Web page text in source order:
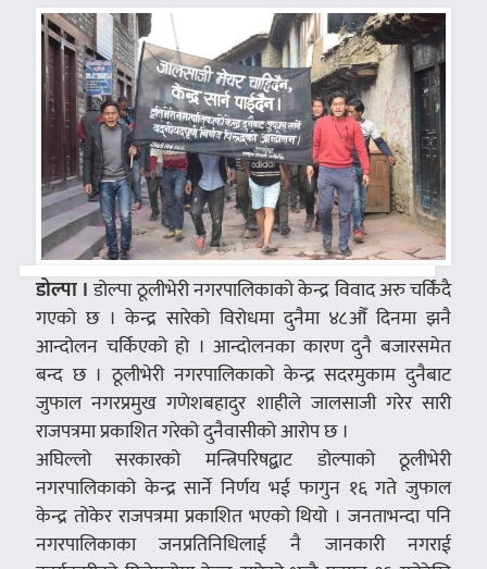
डोल्पा ।डोल्पा ठूलीभेरी नगरपालिकाको केन्द्र विवाद अरु चर्किंदै
गएको छ । केन्द्र सारेको विरोधमा दुनैमा ४८औँ दिनमा झनै
आन्दोलन चर्किएको हो । आन्दोलनका कारण दुनै बजारसमेत
बन्द छ । ठूलीभेरी नगरपालिकाको केन्द्र सदरमुकाम दुनैबाट
जुफाल नगरप्रमुख गणेशबहादुर शाहीले जालसाजी गरेर सारी
राजपत्रमा प्रकाशित गरेको दुनैवासीको आरोप छ ।
अघिल्लो सरकारको मन्त्रिपरिषद्बाट डोल्पाको ठूलीभेरी
नगरपालिकाको केन्द्र सार्ने निर्णय भई फागुन १६ गते जुफाल
केन्द्र तोकेर राजपत्रमा प्रकाशित भएको थियो । जनताभन्दा पनि
नगरपालिकाका जनप्रतिनिधिलाई नै जानकारी नगराई